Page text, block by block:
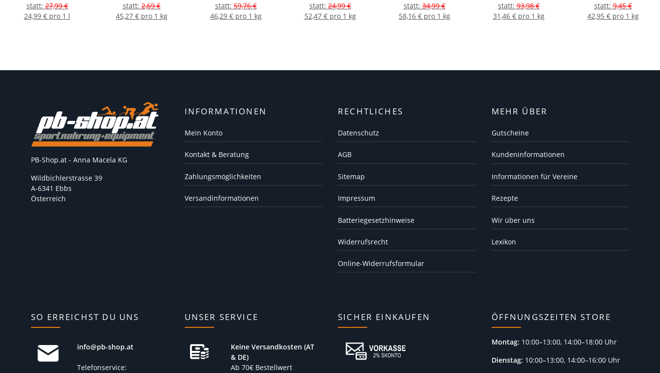
statt:27,99 €
24,99 € pro 1 l
statt:2,69 €
45,27 € pro 1 kg
statt:59,76 €
46,29 € pro 1 kg
statt:24,99 €
52,47 € pro 1 kg
statt:34,99 €
58,16 € pro 1 kg
statt:93,98 €
31,46 € pro 1 kg
statt:9,45 €
42,95 € pro 1 kg
PB-Shop.at - Anna Macela KG
Wildbichlerstrasse 39
A-6341 Ebbs
Österreich
INFORMATIONEN
Mein Konto
Kontakt & Beratung
Zahlungsmöglichkeiten
Versandinformationen
RECHTLICHES
Datenschutz
AGB
Sitemap
Impressum
Batteriegesetzhinweise
Widerrufsrecht
Online-Widerrufsformular
MEHR ÜBER
Gutscheine
Kundeninformationen
Informationen für Vereine
Rezepte
Wir über uns
Lexikon
SO ERREICHST DU UNS
info@pb-shop.at
Telefonservice:
UNSER SERVICE
Keine Versandkosten (AT
& DE)
Ab 70€ Bestellwert
SICHER EINKAUFEN ÖFFNUNGSZEITEN STORE
Montag: 10:00–13:00, 14:00–18:00 Uhr
Dienstag: 10:00–13:00, 14:00–16:00 Uhr